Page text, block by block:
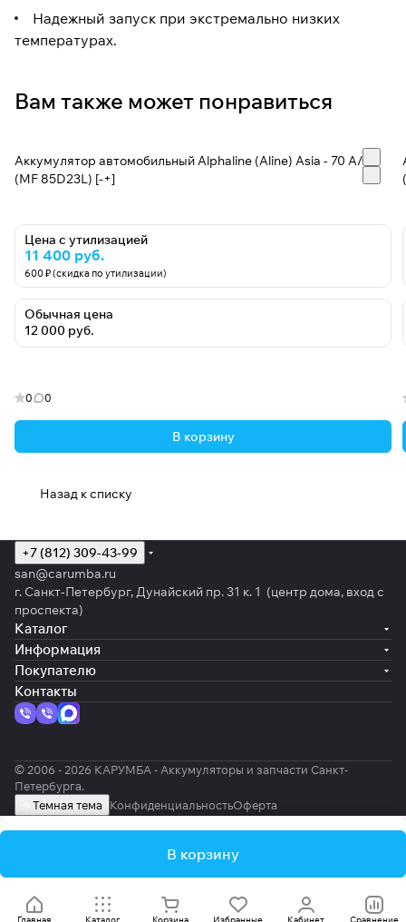
Надежный запуск при экстремально низких
температурах.
Вам также может понравиться
Аккумулятор автомобильный Alphaline (Aline) Asia - 70 А/ч
(MF 85D23L) [-+]
Цена с утилизацией
11 400 руб.
600 ₽ (скидка по утилизации)
Обычная цена
12 000 руб.
0 0
В корзину
Назад к списку
В корзину
+7 (812) 309-43-99
san@carumba.ru
г. Санкт-Петербург, Дунайский пр. 31 к. 1 (центр дома, вход с
проспекта)
Каталог
Информация
Покупателю
Контакты
© 2006 - 2026 КАРУМБА - Аккумуляторы и запчасти Санкт-
Петербурга.
Темная тема КонфиденциальностьОферта